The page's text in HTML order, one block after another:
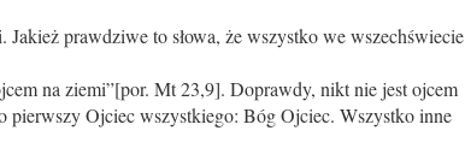
prawdziwe to słowa, że wszystko we wszechświecie
na ziemi”[por. Mt 23,9]. Doprawdy, nikt nie jest ojcem
pierwszy Ojciec wszystkiego: Bóg Ojciec. Wszystko inne